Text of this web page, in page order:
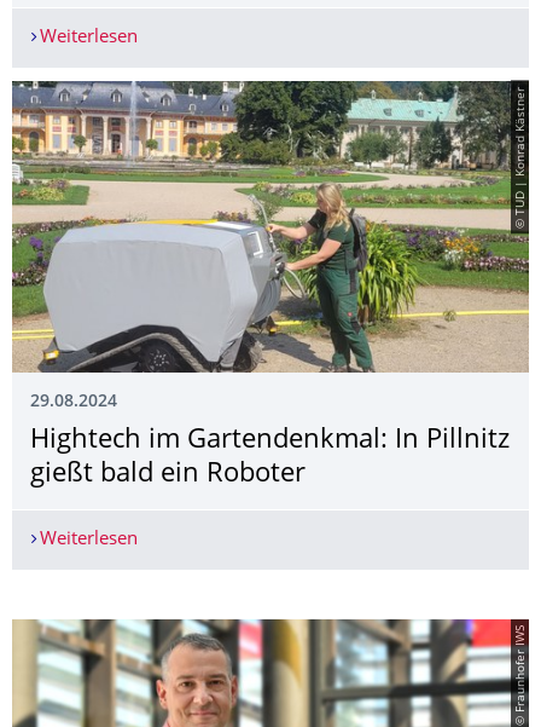
Weiterlesen
© TUD | Konrad Kästner
29.08.2024
Hightech im Gartendenkmal: In Pillnitz
gießt bald ein Roboter
Weiterlesen
© Fraunhofer IWS